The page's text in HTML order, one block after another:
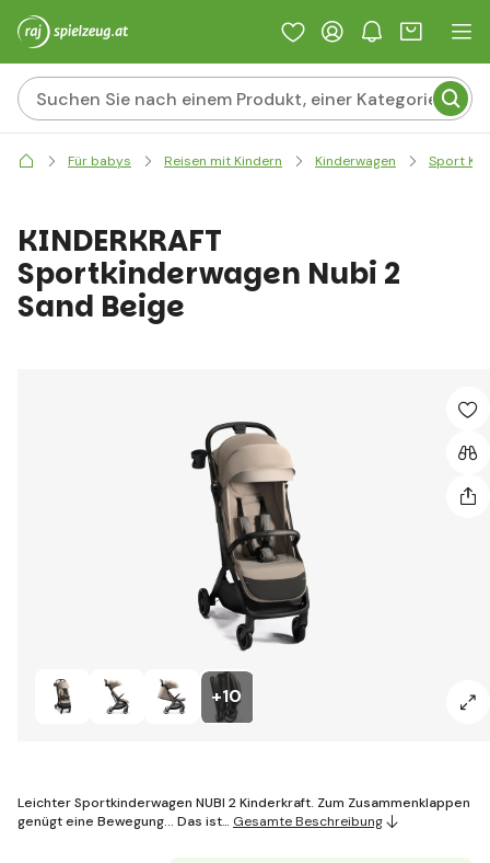
Für babys Reisen mit Kindern Kinderwagen Sport
+10
KINDERKRAFT
Sportkinderwagen Nubi 2
Sand Beige
Leichter Sportkinderwagen NUBI 2 Kinderkraft. Zum Zusammenklappen
genügt eine Bewegung... Das ist… Gesamte Beschreibung